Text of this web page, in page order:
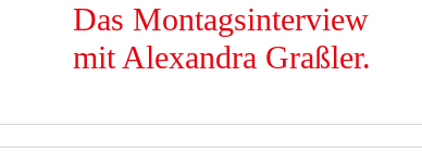
Das Montagsinterview
mit Alexandra Graßler.